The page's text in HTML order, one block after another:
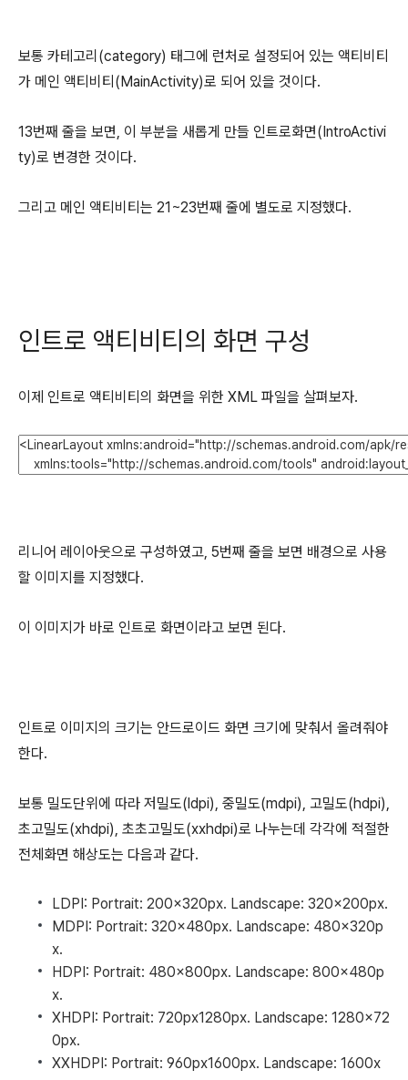
보통 카테고리(category) 태그에 런처로 설정되어 있는 액티비티
가 메인 액티비티(MainActivity)로 되어 있을 것이다.
13번째 줄을 보면, 이 부분을 새롭게 만들 인트로화면(IntroActivi
ty)로 변경한 것이다.
그리고 메인 액티비티는 21~23번째 줄에 별도로 지정했다.
인트로 액티비티의 화면 구성
이제 인트로 액티비티의 화면을 위한 XML 파일을 살펴보자.
리니어 레이아웃으로 구성하였고, 5번째 줄을 보면 배경으로 사용
할 이미지를 지정했다.
이 이미지가 바로 인트로 화면이라고 보면 된다.
인트로 이미지의 크기는 안드로이드 화면 크기에 맞춰서 올려줘야
한다.
보통 밀도단위에 따라 저밀도(ldpi), 중밀도(mdpi), 고밀도(hdpi),
초고밀도(xhdpi), 초초고밀도(xxhdpi)로 나누는데 각각에 적절한
전체화면 해상도는 다음과 같다.
LDPI: Portrait: 200x320px. Landscape: 320x200px.
MDPI: Portrait: 320x480px. Landscape: 480x320p
x.
HDPI: Portrait: 480x800px. Landscape: 800x480p
x.
XHDPI: Portrait: 720px1280px. Landscape: 1280x72
0px.
XXHDPI: Portrait: 960px1600px. Landscape: 1600x